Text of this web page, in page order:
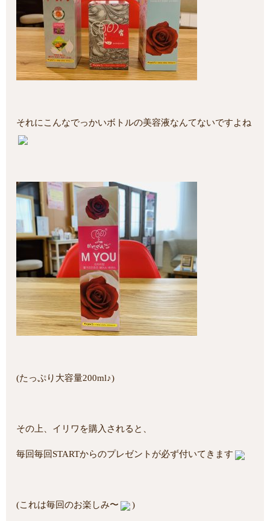
それにこんなでっかいボトルの美容液なんてないですよね
(たっぷり大容量200ml♪)
その上、イリワを購入されると、
毎回毎回STARTからのプレゼントが必ず付いてきます
(これは毎回のお楽しみ〜 )